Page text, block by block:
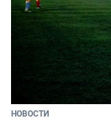
НОВОСТИ